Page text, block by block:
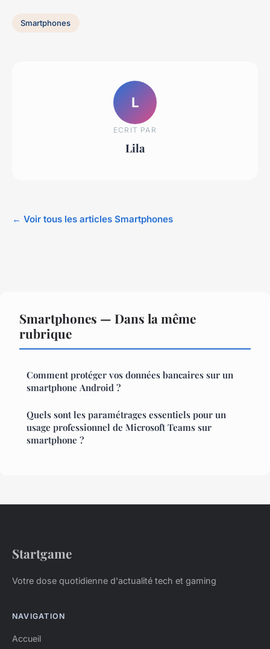
Smartphones
L
ECRIT PAR
Lila
← Voir tous les articles Smartphones
Smartphones — Dans la même
rubrique
Comment protéger vos données bancaires sur un
smartphone Android ?
Quels sont les paramétrages essentiels pour un
usage professionnel de Microsoft Teams sur
smartphone ?
Startgame
Votre dose quotidienne d'actualité tech et gaming
NAVIGATION
Accueil